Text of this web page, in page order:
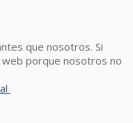
que nosotros. Si
web porque nosotros no